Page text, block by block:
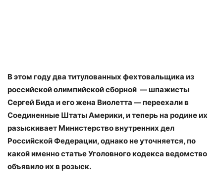
В этом году два титулованных фехтовальщика из
российской олимпийской сборной — шпажисты
Сергей Бида и его жена Виолетта — переехали в
Соединенные Штаты Америки, и теперь на родине их
разыскивает Министерство внутренних дел
Российской Федерации, однако не уточняется, по
какой именно статье Уголовного кодекса ведомство
объявило их в розыск.